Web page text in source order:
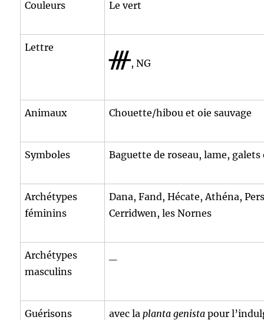
Couleurs Le vert
Lettre ᚍ, NG
Animaux Chouette/hibou et oie sauvage
Symboles Baguette de roseau, lame,
Archétypes
féminins
Dana, Fand, Hécate, Athéna,
Cerridwen, les Nornes
Archétypes
masculins
Guérisons avec la planta genista pour